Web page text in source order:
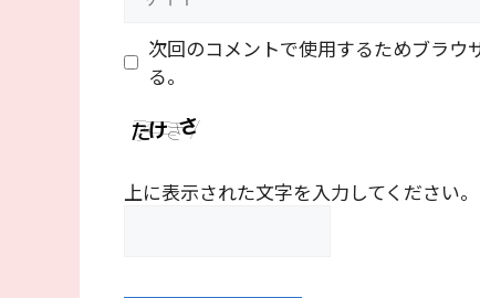
次回のコメントで使用するためブラ
る。
上に表示された文字を入力してください。